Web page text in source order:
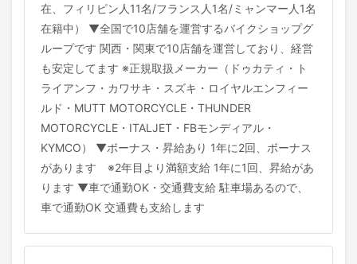
在、フィリピン人11名/フランス人1名/ミャンマー人1名
在籍中） ▼全国で10店舗を運営するバイクショップグ
ループです 関西・関東で10店舗を運営しており、経営
も安定してます ※正規取扱メーカー（ドゥカティ・ト
ライアンフ・カワサキ・スズキ・ロイヤルエンフィー
ルド・MUTT MOTORCYCLE・THUNDER
MOTORCYCLE・ITALJET・FBモンディアル・
KYMCO） ▼ボーナス・昇給あり 1年に2回、ボーナス
があります ※2年目より満額支給 1年に1回、昇給があ
ります ▼車で通勤OK・交通費支給 駐車場あるので、
車で通勤OK 交通費も支給します